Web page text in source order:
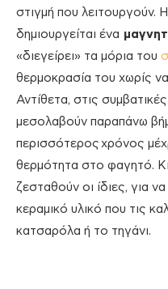
στιγμή που λειτουργούν. Η
δημιουργείται ένα
«διεγείρει» τα μόρια του
θερμοκρασία του χωρίς
Αντίθετα, στις
μεσολαβούν παραπάνω
περισσότερος χρόνος
θερμότητα στο φαγητό.
ζεσταθούν οι ίδιες, για
κεραμικό υλικό που τις
κατσαρόλα ή το τηγάνι.